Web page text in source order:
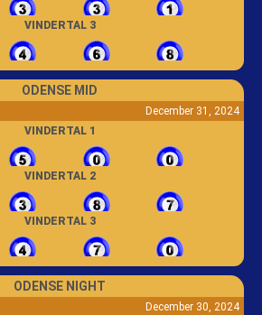
VINDERTAL 3
ODENSE MID
December 31, 2024
VINDERTAL 1
VINDERTAL 2
VINDERTAL 3
ODENSE NIGHT
December 30, 2024